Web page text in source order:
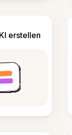
erstellen